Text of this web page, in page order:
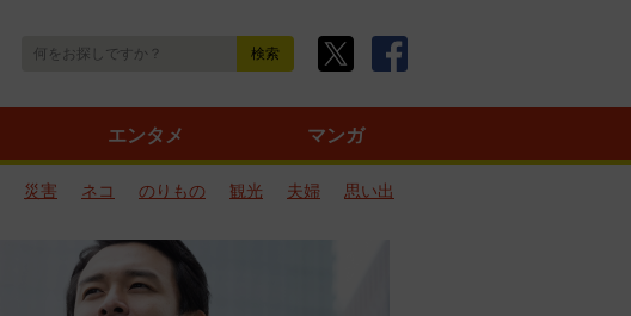
エンタメ マンガ
災害 ネコ のりもの 観光 夫婦
思い出